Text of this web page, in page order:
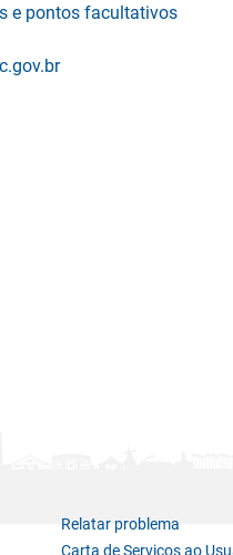
e pontos facultativos
Relatar problema
Carta de Serviços ao